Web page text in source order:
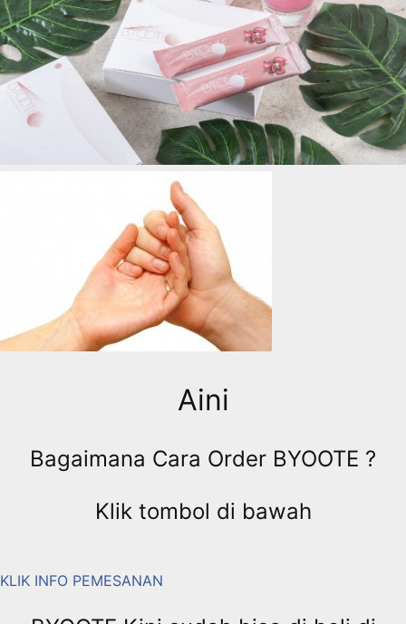
Aini
Bagaimana Cara Order BYOOTE ?
Klik tombol di bawah
KLIK INFO PEMESANAN